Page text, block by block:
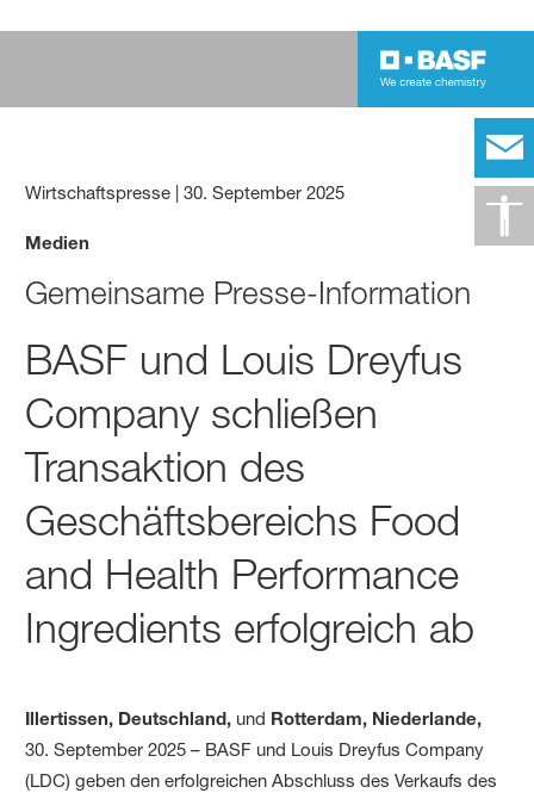
Wirtschaftspresse |30. September 2025
Medien
Gemeinsame Presse-Information
BASF und Louis Dreyfus
Company schließen
Transaktion des
Geschäftsbereichs Food
and Health Performance
Ingredients erfolgreich ab
Illertissen, Deutschland, und Rotterdam, Niederlande,
30. September 2025 – BASF und Louis Dreyfus Company
(LDC) geben den erfolgreichen Abschluss des Verkaufs des